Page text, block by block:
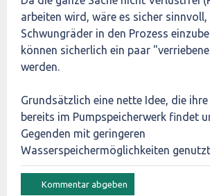
arbeiten wird, wäre es sicher
Schwungräder in den Prozess
können sicherlich ein paar
werden.
Grundsätzlich eine nette Idee, die
bereits im Pumpspeicherwerk findet
Gegenden mit geringeren
Wasserspeichermöglichkeiten